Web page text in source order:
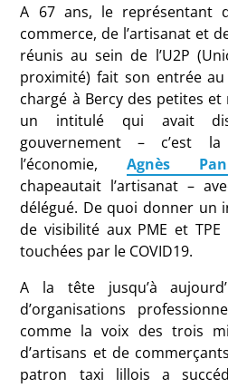
A 67 ans, le représentant
commerce, de l’artisanat et
réunis au sein de l’U2P
proximité) fait son entrée
chargé à Bercy des petites
un intitulé qui avait
gouvernement – c’est
l’économie,
Agnès
chapeautait l’artisanat –
délégué. De quoi donner un
de visibilité aux PME et
touchées par le COVID19.
A la tête jusqu’à
d’organisations
comme la voix des trois
d’artisans et de
patron taxi lillois a